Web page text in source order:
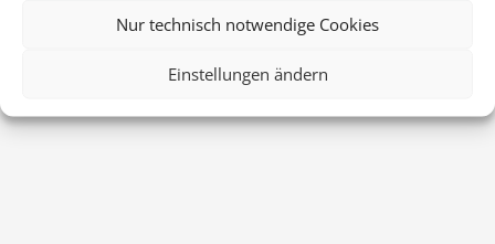
Nur technisch notwendige Cookies
Einstellungen ändern